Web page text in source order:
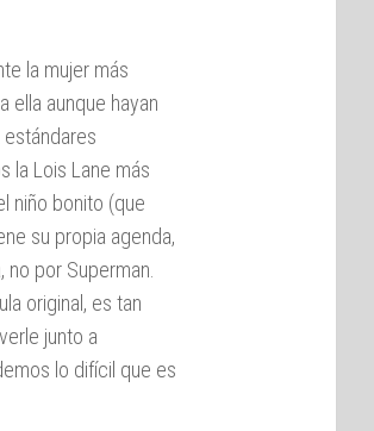
la mujer más
ella aunque hayan
la Lois Lane más
niño bonito (que
su propia agenda,
por Superman.
original, es tan
junto a
lo difícil que es